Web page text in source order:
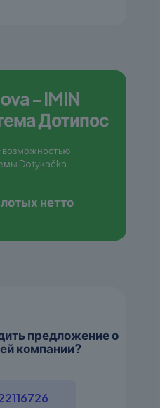
- IMIN
Дотипос
возможностью
Dotykačka.
нетто
предложение о
компании?